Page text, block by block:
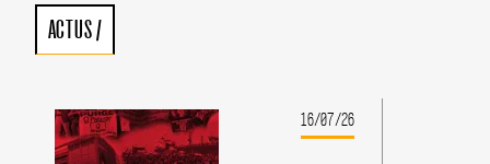
ACTUS/
16/07/26